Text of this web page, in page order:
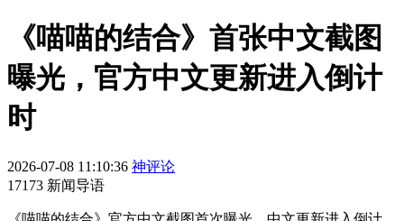
《喵喵的结合》首张中文截图
曝光，官方中文更新进入倒计
时
2026-07-08 11:10:36 神评论
17173 新闻导语